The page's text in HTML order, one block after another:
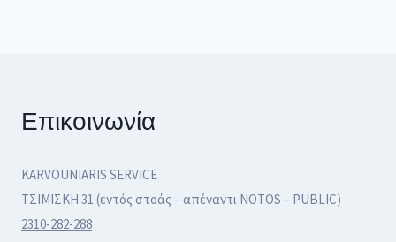
Επικοινωνία
KARVOUNIARIS SERVICE
ΤΣΙΜΙΣΚΗ 31 (εντός στοάς – απέναντι NOTOS – PUBLIC)
2310-282-288